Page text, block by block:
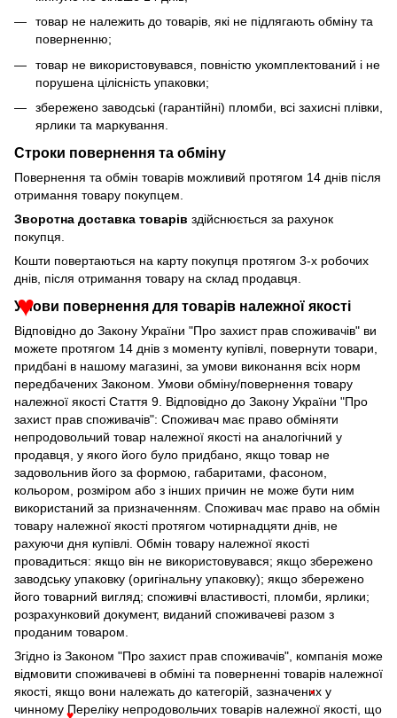
товар не належить до товарів, які не підлягають обміну та
поверненню;
товар не використовувався, повністю укомплектований і не
порушена цілісність упаковки;
збережено заводські (гарантійні) пломби, всі захисні плівки,
ярлики та маркування.
Строки повернення та обміну
Повернення та обмін товарів можливий протягом 14 днів після
отримання товару покупцем.
Зворотна доставка товарів здійснюється за рахунок
покупця.
Кошти повертаються на карту покупця протягом 3-х робочих
днів, після отримання товару на склад продавця.
Умови повернення для товарів належної якості
Відповідно до Закону України "Про захист прав споживачів" ви
можете протягом 14 днів з моменту купівлі, повернути товари,
придбані в нашому магазині, за умови виконання всіх норм
передбачених Законом. Умови обміну/повернення товару
належної якості Стаття 9. Відповідно до Закону України "Про
захист прав споживачів": Споживач має право обміняти
непродовольчий товар належної якості на аналогічний у
продавця, у якого його було придбано, якщо товар не
задовольнив його за формою, габаритами, фасоном,
кольором, розміром або з інших причин не може бути ним
використаний за призначенням. Споживач має право на обмін
товару належної якості протягом чотирнадцяти днів, не
рахуючи дня купівлі. Обмін товару належної якості
провадиться: якщо він не використовувався; якщо збережено
заводську упаковку (оригінальну упаковку); якщо збережено
його товарний вигляд; споживчі властивості, пломби, ярлики;
розрахунковий документ, виданий споживачеві разом з
проданим товаром.
Згідно із Законом "Про захист прав споживачів", компанія може
відмовити споживачеві в обміні та поверненні товарів належної
якості, якщо вони належать до категорій, зазначених у
чинному Переліку непродовольчих товарів належної якості, що
♥